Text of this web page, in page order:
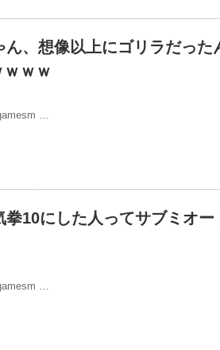
ん、想像以上にゴリラだった
ｗｗ
…
拳10にした人ってサブミオー
…